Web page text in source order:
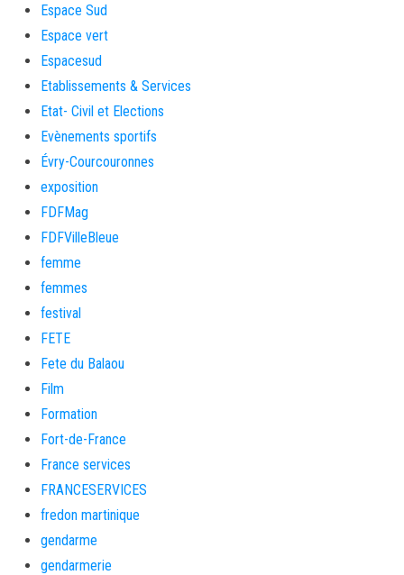
Espace Sud
Espace vert
Espacesud
Etablissements & Services
Etat- Civil et Elections
Evènements sportifs
Évry-Courcouronnes
exposition
FDFMag
FDFVilleBleue
femme
femmes
festival
FETE
Fete du Balaou
Film
Formation
Fort-de-France
France services
FRANCESERVICES
fredon martinique
gendarme
gendarmerie